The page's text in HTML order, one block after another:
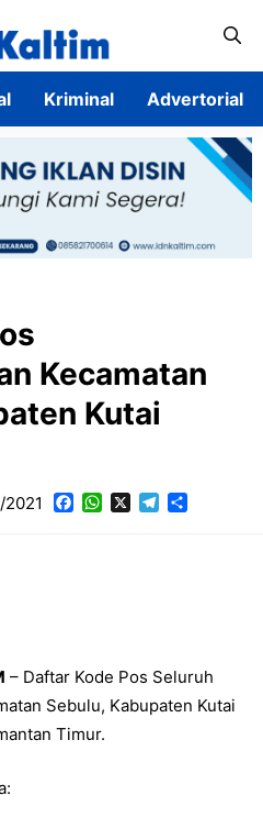
Kriminal Advertorial
Kecamatan
Kutai
2021 Facebook
WhatsAppTelegram
– Daftar Kode Pos Seluruh
Sebulu, Kabupaten Kutai
Timur.